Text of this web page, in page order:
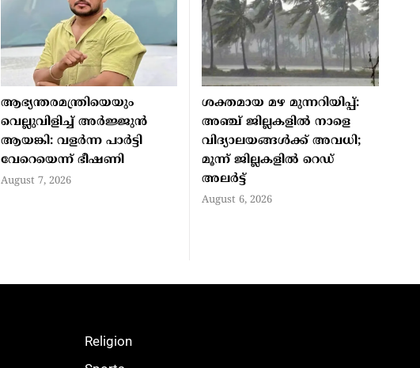
ആഭ്യന്തരമന്ത്രിയെയും
വെല്ലുവിളിച്ച് അര്‍ജ്ജുന്‍
ആയങ്കി: വളര്‍ന്ന പാര്‍ട്ടി
വേറെയെന്ന് ഭീഷണി
August 7, 2026
ശക്തമായ മഴ മുന്നറിയിപ്പ്:
അഞ്ച് ജില്ലകളിൽ നാളെ
വിദ്യാലയങ്ങൾക്ക് അവധി;
മൂന്ന് ജില്ലകളിൽ റെഡ്
അലർട്ട്
August 6, 2026
Religion